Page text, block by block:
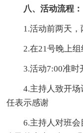
八、活动流程：
1.活动前两天，
2.在21号晚上
3.活动7:00准时
4.主持人致开
任表示感谢
6.主持人对班